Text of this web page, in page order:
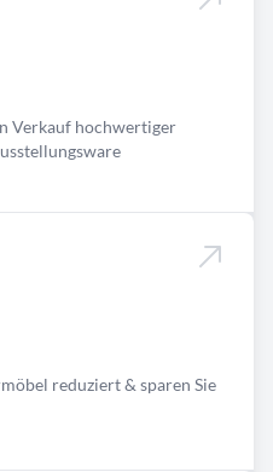
Verkauf hochwertiger
reduziert & sparen Sie